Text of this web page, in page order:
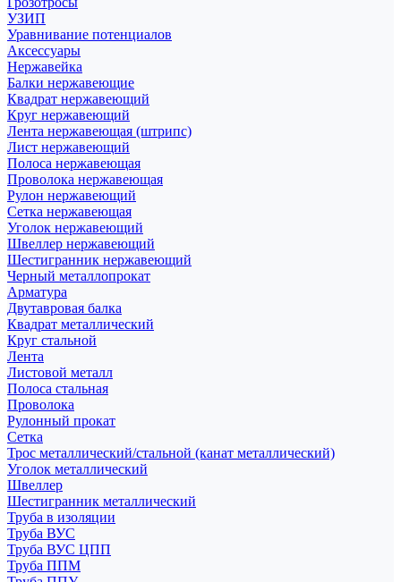
УЗИП
Уравнивание потенциалов
Аксессуары
Нержавейка
Балки нержавеющие
Квадрат нержавеющий
Круг нержавеющий
Лента нержавеющая (штрипс)
Лист нержавеющий
Полоса нержавеющая
Проволока нержавеющая
Рулон нержавеющий
Сетка нержавеющая
Уголок нержавеющий
Швеллер нержавеющий
Шестигранник нержавеющий
Черный металлопрокат
Арматура
Двутавровая балка
Квадрат металлический
Круг стальной
Лента
Листовой металл
Полоса стальная
Проволока
Рулонный прокат
Сетка
Трос металлический/стальной (канат металлический)
Уголок металлический
Швеллер
Шестигранник металлический
Труба в изоляции
Труба ВУС
Труба ВУС ЦПП
Труба ППМ